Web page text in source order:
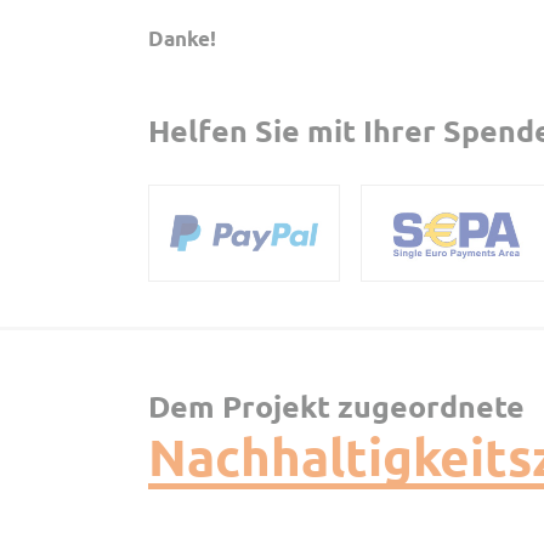
Danke!
Helfen Sie mit Ihrer
Dem Projekt zugeordnete